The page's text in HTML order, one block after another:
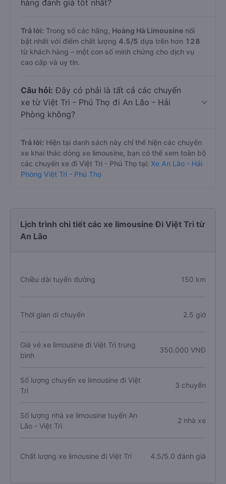
hàng đánh giá tốt nhất?
Trả lời: Trong số các hãng, Hoàng Hà Limousine nổi
bật nhất với điểm chất lượng 4.5/5 dựa trên hơn 128
từ khách hàng – một con số minh chứng cho dịch vụ
cao cấp và uy tín.
Câu hỏi: Đây có phải là tất cả các chuyến
xe từ Việt Trì - Phú Thọ đi An Lão - Hải
Phòng không?
Trả lời: Hiện tại danh sách này chỉ thể hiện các chuyến
xe khai thác dòng xe limousine, bạn có thể xem toàn bộ
các chuyến xe đi Việt Trì - Phú Thọ tại: Xe An Lão - Hải
Phòng Việt Trì - Phú Thọ
Lịch trình chi tiết các xe limousine Đi Việt Trì từ
An Lão
Chiều dài tuyến đường 150 km
Thời gian di chuyển 2.5 giờ
Giá vé xe limousine đi Việt Trì trung
bình
350.000 VNĐ
Số lượng chuyến xe limousine đi Việt
Trì
3 chuyến
Số lượng nhà xe limousine tuyến An
Lão - Việt Trì
2 nhà xe
Chất lượng xe limousine đi Việt Trì 4.5/5.0 đánh giá